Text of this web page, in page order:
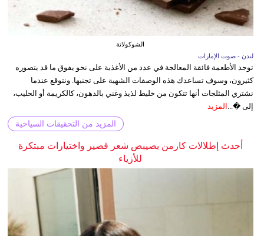
الشوكولاتة
لندن - صوت الإمارات
توجد الأطعمة فائقة المعالجة في عدد من الأغذية على نحو يفوق ما قد يتصوره
كثيرون، وسوف تساعدك هذه الوصفات الشهية على تجنبها. ونتوقع عندما
نشتري المثلجات أنها تتكون من خليط لذيذ وغني بالدهون، كالكريمة أو الحليب،
إلى �... المزيد
المزيد من التحقيقات السياحية
أحدث إطلالات كارمن بصيبص شعر قصير واختيارات مبتكرة
للأزياء